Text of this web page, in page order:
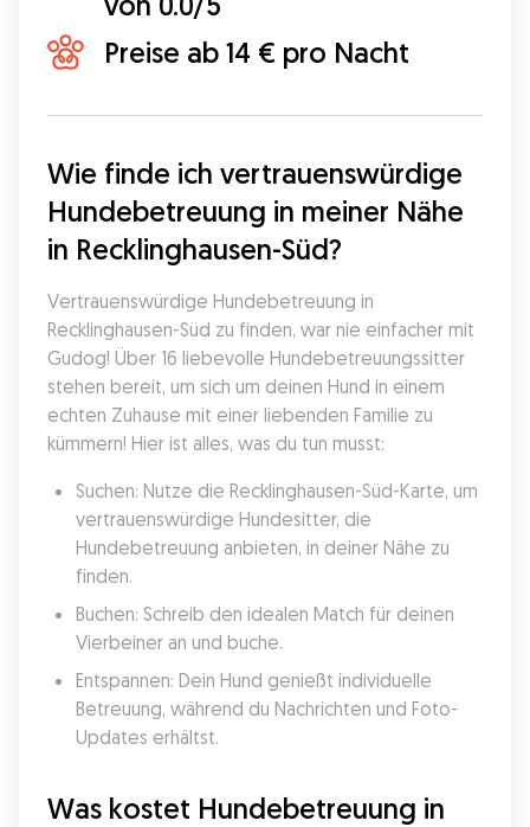
Preise ab 14 € pro Nacht
Wie finde ich vertrauenswürdige
Hundebetreuung in meiner Nähe
in Recklinghausen-Süd?
Vertrauenswürdige Hundebetreuung in
Recklinghausen-Süd zu finden, war nie einfacher mit
Gudog! Über 16 liebevolle Hundebetreuungssitter
stehen bereit, um sich um deinen Hund in einem
echten Zuhause mit einer liebenden Familie zu
kümmern! Hier ist alles, was du tun musst:
Suchen: Nutze die Recklinghausen-Süd-Karte, um
vertrauenswürdige Hundesitter, die
Hundebetreuung anbieten, in deiner Nähe zu
finden.
Buchen: Schreib den idealen Match für deinen
Vierbeiner an und buche.
Entspannen: Dein Hund genießt individuelle
Betreuung, während du Nachrichten und Foto-
Updates erhältst.
Was kostet Hundebetreuung in